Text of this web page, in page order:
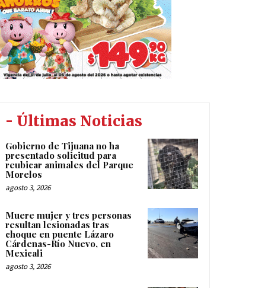
- Últimas Noticias
Gobierno de Tijuana no ha
presentado solicitud para
reubicar animales del Parque
Morelos
agosto 3, 2026
Muere mujer y tres personas
resultan lesionadas tras
choque en puente Lázaro
Cárdenas-Río Nuevo, en
Mexicali
agosto 3, 2026